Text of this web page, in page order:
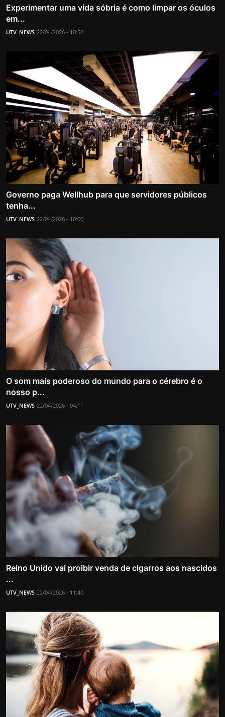
Experimentar uma vida sóbria é como limpar os óculos
em...
UTV_NEWS 22/04/2026 - 10:50
Governo paga Wellhub para que servidores públicos
tenha...
UTV_NEWS 22/04/2026 - 10:00
O som mais poderoso do mundo para o cérebro é o
nosso p...
UTV_NEWS 22/04/2026 - 04:11
Reino Unido vai proibir venda de cigarros aos nascidos
...
UTV_NEWS 22/04/2026 - 11:40